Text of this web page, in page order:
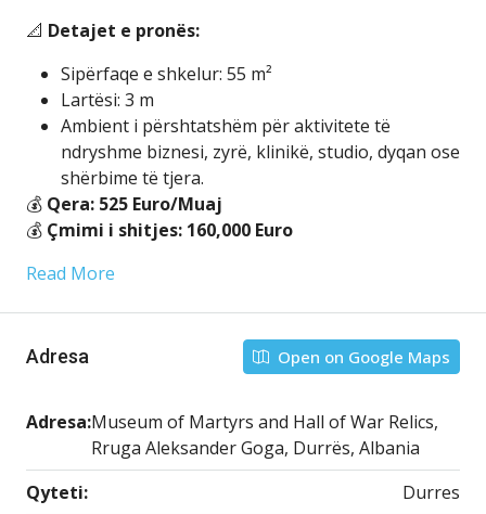
📐 Detajet e pronës:
Sipërfaqe e shkelur: 55 m²
Lartësi: 3 m
Ambient i përshtatshëm për aktivitete të
ndryshme biznesi, zyrë, klinikë, studio, dyqan ose
shërbime të tjera.
💰 Qera: 525 Euro/Muaj
💰 Çmimi i shitjes: 160,000 Euro
Read More
Adresa Open on Google Maps
Adresa:Museum of Martyrs and Hall of War Relics,
Rruga Aleksander Goga, Durrës, Albania
Qyteti:
Durres